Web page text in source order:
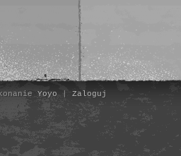
Yoyo Zaloguj